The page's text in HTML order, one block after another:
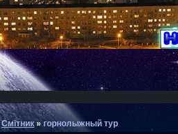
Смітник » горнолыжный тур